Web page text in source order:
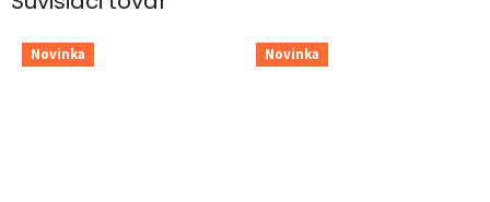
Novinka Novinka